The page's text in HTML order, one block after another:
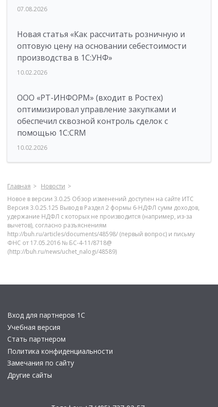
07.08.2026
Новая статья «Как рассчитать розничную и
оптовую цену на основании себестоимости
производства в 1С:УНФ»
10.02.2026
ООО «РТ-ИНФОРМ» (входит в Ростех)
оптимизировал управление закупками и
обеспечил сквозной контроль сделок с
помощью 1С:CRM
10.02.2026
Главная
Новости
Новое в версии 3.0.25 Обзор изменений доступен на сайте ИТС
Версия 3.0.25.125 Вывод в Раздел 2 формы 6-НДФЛ сумм доходов,
удержание НДФЛ с которых не производится (например, из-за
вычетов), согласно разъяснениям
http://buh.ru/articles/documents/48598/ (первый вопрос) и письму
ФНС от 17.05.2016 № БС-4-11/8718@
(http://buh.ru/news/uchet_nalogi/48589)
Вход для партнеров 1С
Учебная версия
Стать партнером
Политика конфиденциальности
Замечания по сайту
Другие сайты